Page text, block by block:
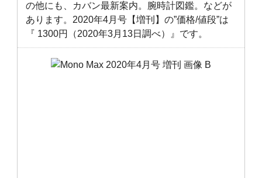
の他にも、カバン最新案内。腕時計図鑑。などが
あります。2020年4月号【増刊】の”価格/値段”は
『 1300円（2020年3月13日調べ）』です。